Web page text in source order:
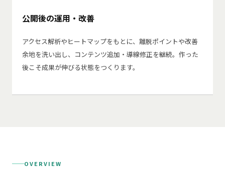
公開後の運用・改善
アクセス解析やヒートマップをもとに、離脱ポイントや改善
余地を洗い出し、コンテンツ追加・導線修正を継続。作った
後こそ成果が伸びる状態をつくります。
OVERVIEW